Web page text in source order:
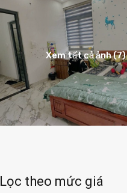
Xem tất cả ảnh (7)
Lọc theo mức giá